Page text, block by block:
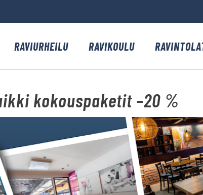
RAVIURHEILU RAVIKOULU
kokouspaketit –20 %